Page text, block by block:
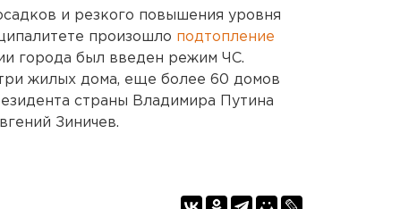
и резкого повышения уровня
произошло подтопление
города был введен режим ЧС.
жилых дома, еще более 60 домов
страны Владимира Путина
Зиничев.